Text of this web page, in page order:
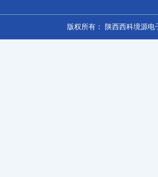
版权所有： 陕西西科境源电